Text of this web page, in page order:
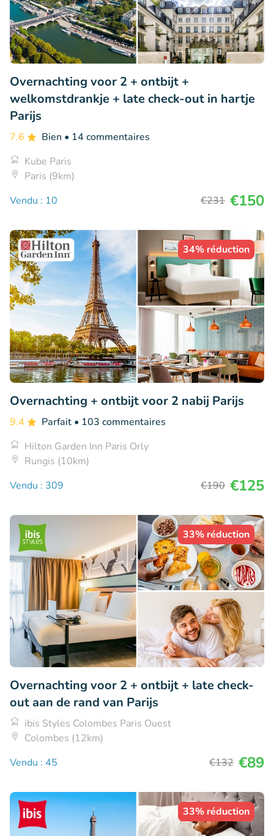
Overnachting voor 2 + ontbijt +
welkomstdrankje + late check-out in hartje
Parijs
7.6 Bien • 14 commentaires
Kube Paris
Paris (9km)
Vendu : 10
€231 €150
34% réduction
Overnachting + ontbijt voor 2 nabij Parijs
9.4 Parfait • 103 commentaires
Hilton Garden Inn Paris Orly
Rungis (10km)
Vendu : 309
€190 €125
33% réduction
Overnachting voor 2 + ontbijt + late check-
out aan de rand van Parijs
ibis Styles Colombes Paris Ouest
Colombes (12km)
Vendu : 45
€132 €89
33% réduction